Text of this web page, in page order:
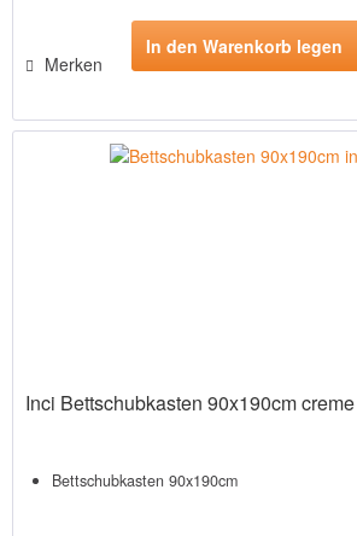
Merken
In den Warenkorb legen
Inci Bettschubkasten 90x190cm creme
Bettschubkasten 90x190cm